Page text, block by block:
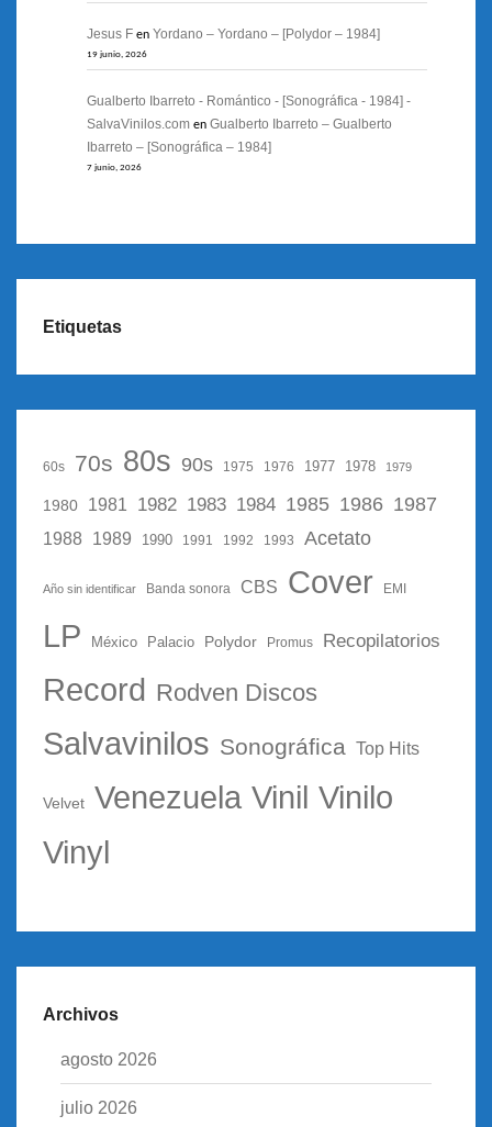
Jesus F en Yordano – Yordano – [Polydor – 1984]
19 junio, 2026
Gualberto Ibarreto - Romántico - [Sonográfica - 1984] -
SalvaVinilos.com en Gualberto Ibarreto – Gualberto
Ibarreto – [Sonográfica – 1984]
7 junio, 2026
Etiquetas
60s 70s 80s 90s 1975 1976 1977 1978 1979
1980 1981 1982 1983 1984 1985 1986 1987
1988 1989 1990 1991 1992 1993 Acetato
Año sin identificar Banda sonora CBS Cover EMI
LP México Palacio Polydor Promus Recopilatorios
Record Rodven Discos
Salvavinilos Sonográfica Top Hits
Velvet Venezuela Vinil Vinilo
Vinyl
Archivos
agosto 2026
julio 2026